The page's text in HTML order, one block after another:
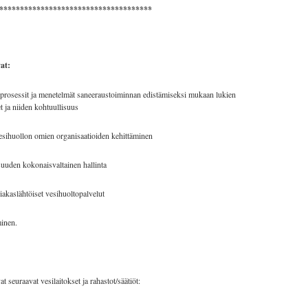
ja menetelmät saneeraustoiminnan edistämiseksi mukaan lukien
ja niiden kohtuullisuus
omien organisaatioiden kehittäminen
kokonaisvaltainen hallinta
vesihuoltopalvelut
vesilaitokset ja rahastot/säätiöt: